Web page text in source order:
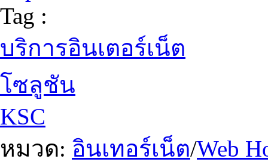
Tag :
บริการอินเตอร์เน็ต
โซลูชัน
KSC
หมวด: อินเทอร์เน็ต/Web